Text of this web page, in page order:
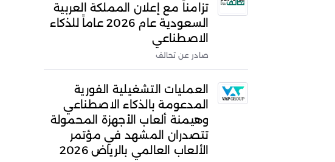
تزامناً مع إعلان المملكة العربية
السعودية عام 2026 عاماً للذكاء
الاصطناعي
صادر عن تحالف
العمليات التشغيلية الفورية
المدعومة بالذكاء الاصطناعي
وهيمنة ألعاب الأجهزة المحمولة
تتصدران المشهد في مؤتمر
الألعاب العالمي بالرياض 2026